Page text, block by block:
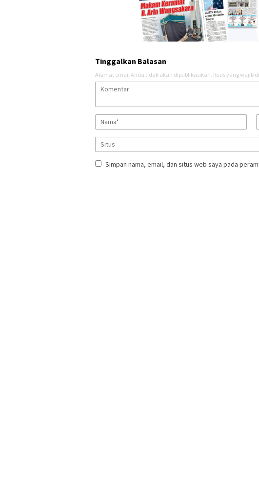
Tinggalkan Balasan
Alamat email Anda tidak akan dipublikasikan. Ruas yang wajib
Simpan nama, email, dan situs web saya pada